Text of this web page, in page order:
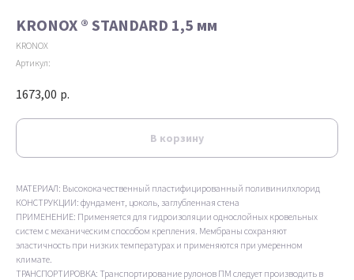
KRONOX ® STANDARD 1,5 мм
KRONOX
Артикул:
1673,00 р.
В корзину
МАТЕРИАЛ: Высококачественный пластифицированный поливинилхлорид
КОНСТРУКЦИИ: фундамент, цоколь, заглубленная стена
ПРИМЕНЕНИЕ: Применяется для гидроизоляции однослойных кровельных
систем с механическим способом крепления. Мембраны сохраняют
эластичность при низких температурах и применяются при умеренном
климате.
ТРАНСПОРТИРОВКА: Транспортирование рулонов ПМ следует производить в